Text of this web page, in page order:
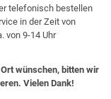
telefonisch bestellen
in der Zeit von
von 9-14 Uhr
wünschen, bitten wir
Vielen Dank!